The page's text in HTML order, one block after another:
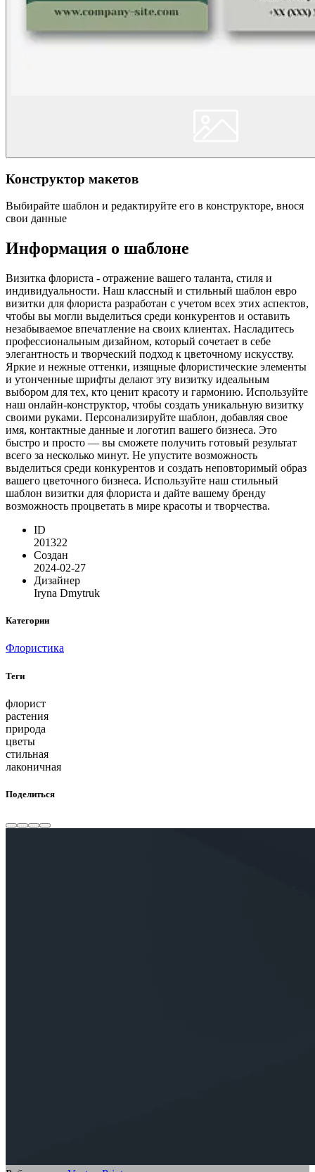
Конструктор макетов
Выбирайте шаблон и редактируйте его в конструкторе, внося
свои данные
Информация о шаблоне
Визитка флориста - отражение вашего таланта, стиля и
индивидуальности. Наш классный и стильный шаблон евро
визитки для флориста разработан с учетом всех этих аспектов,
чтобы вы могли выделиться среди конкурентов и оставить
незабываемое впечатление на своих клиентах. Насладитесь
профессиональным дизайном, который сочетает в себе
элегантность и творческий подход к цветочному искусству.
Яркие и нежные оттенки, изящные флористические элементы
и утонченные шрифты делают эту визитку идеальным
выбором для тех, кто ценит красоту и гармонию. Используйте
наш онлайн-конструктор, чтобы создать уникальную визитку
своими руками. Персонализируйте шаблон, добавляя свое
имя, контактные данные и логотип вашего бизнеса. Это
быстро и просто — вы сможете получить готовый результат
всего за несколько минут. Не упустите возможность
выделиться среди конкурентов и создать неповторимый образ
вашего цветочного бизнеса. Используйте наш стильный
шаблон визитки для флориста и дайте вашему бренду
возможность процветать в мире красоты и творчества.
ID
201322
Создан
2024-02-27
Дизайнер
Iryna Dmytruk
Категории
Флористика
Теги
флорист
растения
природа
цветы
стильная
лаконичная
Поделиться